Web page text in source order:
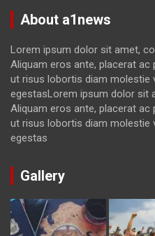
About a1news
Lorem ipsum dolor sit amet,
Aliquam eros ante, placerat ac
ut risus lobortis diam molestie
egestasLorem ipsum dolor sit
Aliquam eros ante, placerat ac
ut risus lobortis diam molestie
egestas
Gallery